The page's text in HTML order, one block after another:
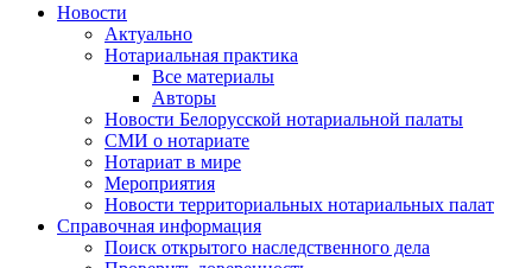
Новости
Актуально
Нотариальная практика
Все материалы
Авторы
Новости Белорусской нотариальной палаты
СМИ о нотариате
Нотариат в мире
Мероприятия
Новости территориальных нотариальных палат
Справочная информация
Поиск открытого наследственного дела